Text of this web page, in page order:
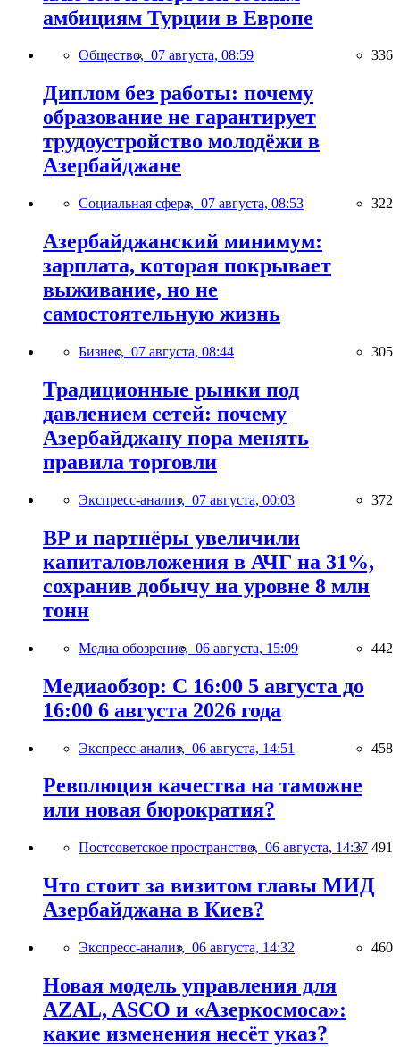
амбициям Турции в Европе
Общество, 07 августа, 08:59 336
Диплом без работы: почему
образование не гарантирует
трудоустройство молодёжи в
Азербайджане
Социальная сфера, 07 августа, 08:53 322
Азербайджанский минимум:
зарплата, которая покрывает
выживание, но не
самостоятельную жизнь
Бизнес, 07 августа, 08:44 305
Традиционные рынки под
давлением сетей: почему
Азербайджану пора менять
правила торговли
Экспресс-анализ, 07 августа, 00:03 372
BP и партнёры увеличили
капиталовложения в АЧГ на 31%,
сохранив добычу на уровне 8 млн
тонн
Медиа обозрение, 06 августа, 15:09 442
Медиаобзор: С 16:00 5 августа до
16:00 6 августа 2026 года
Экспресс-анализ, 06 августа, 14:51 458
Революция качества на таможне
или новая бюрократия?
Постсоветское пространство, 06 августа, 14:37 491
Что стоит за визитом главы МИД
Азербайджана в Киев?
Экспресс-анализ, 06 августа, 14:32 460
Новая модель управления для
AZAL, ASCO и «Азеркосмоса»:
какие изменения несёт указ?